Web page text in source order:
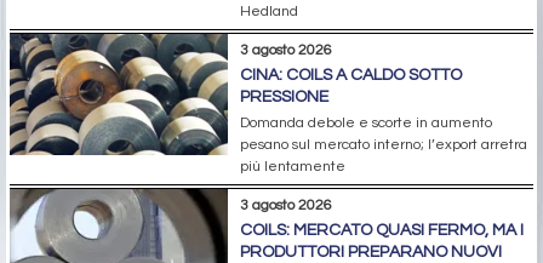
Hedland
3 agosto 2026
CINA: COILS A CALDO SOTTO
PRESSIONE
Domanda debole e scorte in aumento
pesano sul mercato interno; l’export arretra
più lentamente
3 agosto 2026
COILS: MERCATO QUASI FERMO, MA I
PRODUTTORI PREPARANO NUOVI